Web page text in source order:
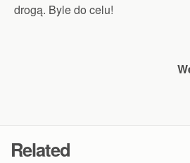
drogą. Byle do celu!
Related